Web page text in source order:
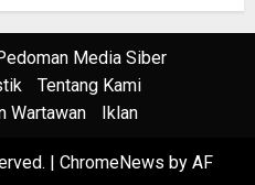
Media Siber
Tentang Kami
Wartawan
Iklan
| ChromeNews by AF